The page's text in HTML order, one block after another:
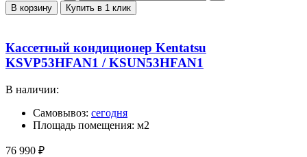
В корзину Купить в 1 клик
Кассетный кондиционер Kentatsu
KSVP53HFAN1 / KSUN53HFAN1
В наличии:
Самовывоз: сегодня
Площадь помещения: м2
76 990 ₽